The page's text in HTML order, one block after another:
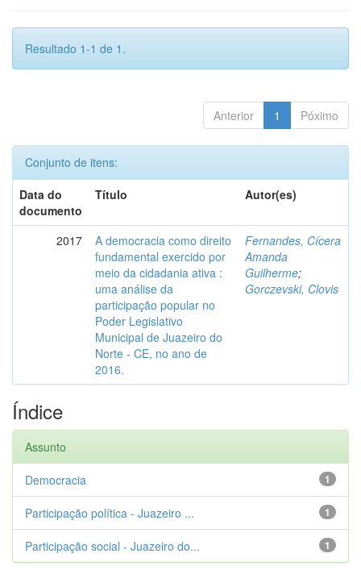
Resultado 1-1 de 1.
Anterior 1 Póximo
Conjunto de itens:
Data do
documento
Título Autor(es)
2017
A democracia como direito
fundamental exercido por
meio da cidadania ativa :
uma análise da
participação popular no
Poder Legislativo
Municipal de Juazeiro do
Norte - CE, no ano de
2016.
Fernandes, Cícera
Amanda
Guilherme;
Gorczevski, Clovis
Índice
Assunto
1
Democracia
1
Participação política - Juazeiro ...
1
Participação social - Juazeiro do...